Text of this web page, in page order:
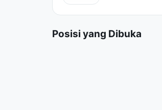
Posisi yang Dibuka